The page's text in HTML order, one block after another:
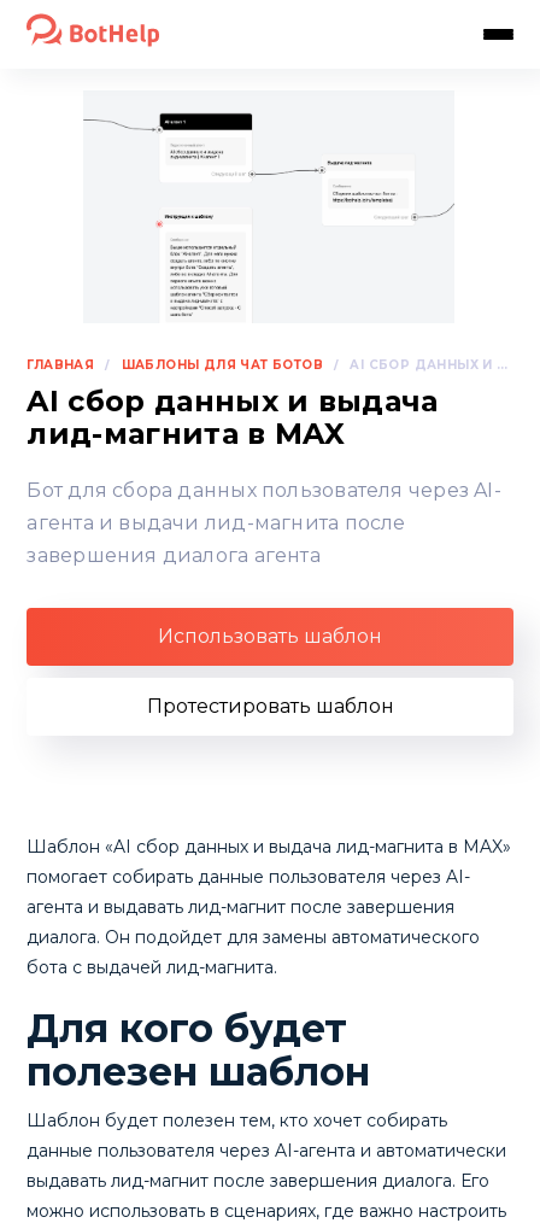
ГЛАВНАЯ / ШАБЛОНЫ ДЛЯ ЧАТ БОТОВ / AI СБОР ДАННЫХ И ВЫДАЧА ЛИД-МАГНИТА В MAX
AI сбор данных и выдача
лид-магнита в MAX
Бот для сбора данных пользователя через AI-
агента и выдачи лид-магнита после
завершения диалога агента
Использовать шаблон
Протестировать шаблон
Шаблон «AI сбор данных и выдача лид-магнита в MAX»
помогает собирать данные пользователя через AI-
агента и выдавать лид-магнит после завершения
диалога. Он подойдет для замены автоматического
бота с выдачей лид-магнита.
Для кого будет
полезен шаблон
Шаблон будет полезен тем, кто хочет собирать
данные пользователя через AI-агента и автоматически
выдавать лид-магнит после завершения диалога. Его
можно использовать в сценариях, где важно настроить